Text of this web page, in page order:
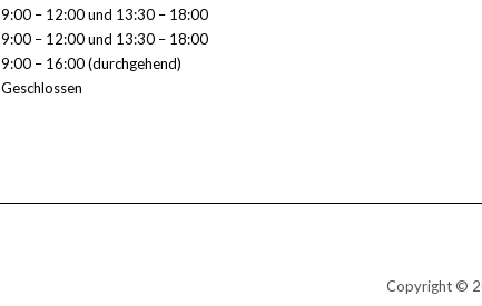
9:00 – 12:00 und 13:30 – 18:00
9:00 – 12:00 und 13:30 – 18:00
9:00 – 16:00 (durchgehend)
Geschlossen
Copyright ©